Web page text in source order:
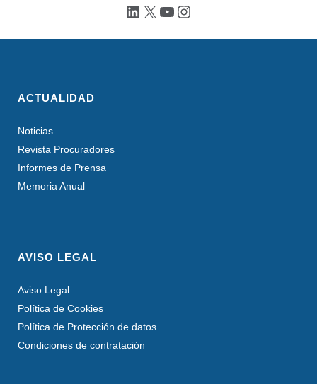
LinkedIn
X YouTube
Instagram
ACTUALIDAD
Noticias
Revista Procuradores
Informes de Prensa
Memoria Anual
AVISO LEGAL
Aviso Legal
Política de Cookies
Política de Protección de datos
Condiciones de contratación